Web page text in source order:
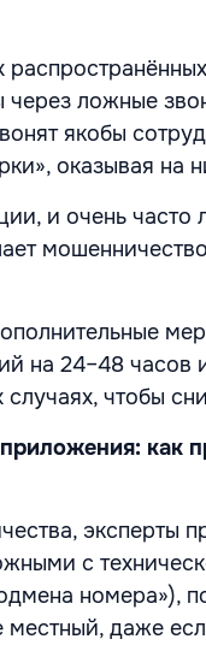
ложные
якобы
оказывая на
и очень часто
на 24–48
чтобы
как
эксперты
с
номера»),
даже